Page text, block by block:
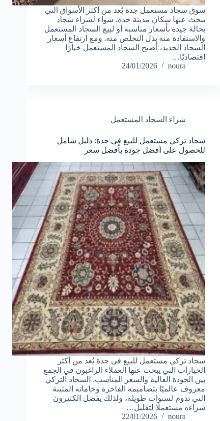
سوق سجاد مستعمل جدة يُعد من أكثر الأسواق التي
يبحث عنها سكان مدينة جدة، سواء لشراء سجاد
بحالة جيدة بأسعار مناسبة أو لبيع السجاد المستعمل
والاستفادة منه بدل التخلص منه. ومع ارتفاع أسعار
السجاد الجديد، أصبح السجاد المستعمل خيارًا
اقتصاديًا…
noura
24/01/2026
شراء السجاد المستعمل
سجاد تركي مستعمل للبيع في جدة: دليل شامل
للحصول على أفضل جودة بأفضل سعر
سجاد تركي مستعمل للبيع في جدة يُعد من أكثر
الخيارات التي يبحث عنها العملاء الراغبون في الجمع
بين الجودة العالية والسعر المناسب. السجاد التركي
معروف عالميًا بتصاميمه الفاخرة وخاماته المتينة
التي تدوم لسنوات طويلة، ولذلك يفضل الكثيرون
شراءه مستعملًا لتقليل…
noura
22/01/2026